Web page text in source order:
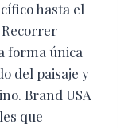
hasta el
forma única
del paisaje y
Brand USA
que